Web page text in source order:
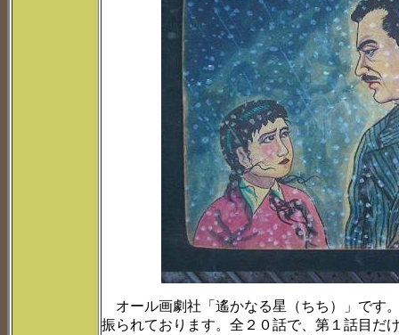
オール画劇社「遙かなる星（ちち）」です
振られております。全２０話で、第１話目だ